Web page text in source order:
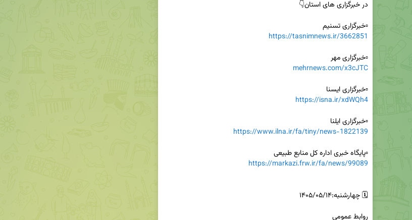
▫️خبرگزاری تسنیم
https://tasnimnews.ir/3662851
▫️خبرگزاری مهر
mehrnews.com/x3cJTC
▫️خبرگزاری ایسنا
https://isna.ir/xdWQh4
▫️خبرگزاری ایلنا
https://www.ilna.ir/fa/tiny/news-1822139
▫️پایگاه خبری اداره کل منابع طبیعی
https://markazi.frw.ir/fa/news/99089